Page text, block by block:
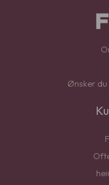
Ønsker du